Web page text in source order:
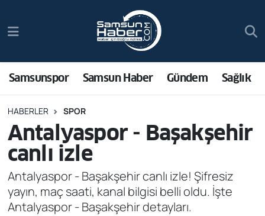
Samsunspor Samsun Haber Gündem Sağlık
HABERLER SPOR
Antalyaspor - Başakşehir
canlı izle
Antalyaspor - Başakşehir canlı izle! Şifresiz
yayın, maç saati, kanal bilgisi belli oldu. İşte
Antalyaspor - Başakşehir detayları.
Samsun Haber
Sağlık
Asayiş
Bilim ve Teknoloji
Bölge
Trafik Durumu
Süper Lig Puan Durumu ve Fikstür
Tüm Manşetler
Son Dakika Haberleri
Haber Arşivi